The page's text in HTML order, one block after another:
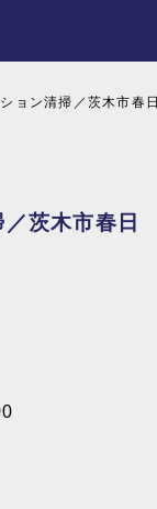
ョン清掃／茨木市春日
茨木市春日